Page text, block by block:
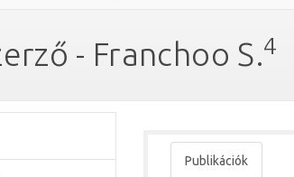
- Franchoo S.4
Publikációk